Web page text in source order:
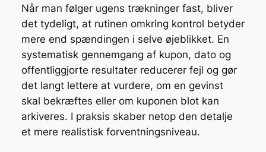
Når man følger ugens trækninger fast, bliver
det tydeligt, at rutinen omkring kontrol betyder
mere end spændingen i selve øjeblikket. En
systematisk gennemgang af kupon, dato og
offentliggjorte resultater reducerer fejl og gør
det langt lettere at vurdere, om en gevinst
skal bekræftes eller om kuponen blot kan
arkiveres. I praksis skaber netop den detalje
et mere realistisk forventningsniveau.